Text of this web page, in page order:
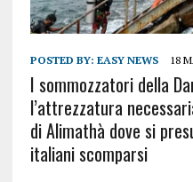
POSTED BY: EASY NEWS 18
I sommozzatori della
l’attrezzatura
di Alimathà dove si
italiani scomparsi